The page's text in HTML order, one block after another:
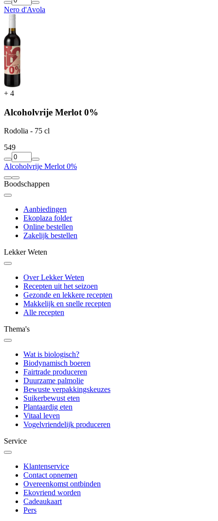
Nero d'Avola
+ 4
Alcoholvrije Merlot 0%
Rodolia - 75 cl
549
Alcoholvrije Merlot 0%
Boodschappen
Aanbiedingen
Ekoplaza folder
Online bestellen
Zakelijk bestellen
Lekker Weten
Over Lekker Weten
Recepten uit het seizoen
Gezonde en lekkere recepten
Makkelijk en snelle recepten
Alle recepten
Thema's
Wat is biologisch?
Biodynamisch boeren
Fairtrade produceren
Duurzame palmolie
Bewuste verpakkingskeuzes
Suikerbewust eten
Plantaardig eten
Vitaal leven
Vogelvriendelijk produceren
Service
Klantenservice
Contact opnemen
Overeenkomst ontbinden
Ekovriend worden
Cadeaukaart
Pers